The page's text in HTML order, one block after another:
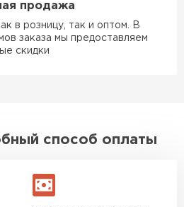
продажа
в розницу, так и оптом. В
заказа мы предоставляем
скидки
способ оплаты